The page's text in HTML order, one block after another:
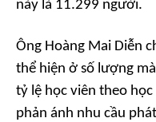
này là 11.299 người.
Ông Hoàng Mai Diễn
thể hiện ở số lượng
tỷ lệ học viên theo học
phản ánh nhu cầu